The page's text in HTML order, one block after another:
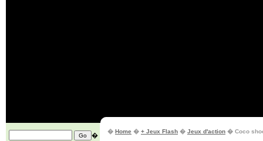
�
� Home � + Jeux Flash � Jeux d'action � Coco